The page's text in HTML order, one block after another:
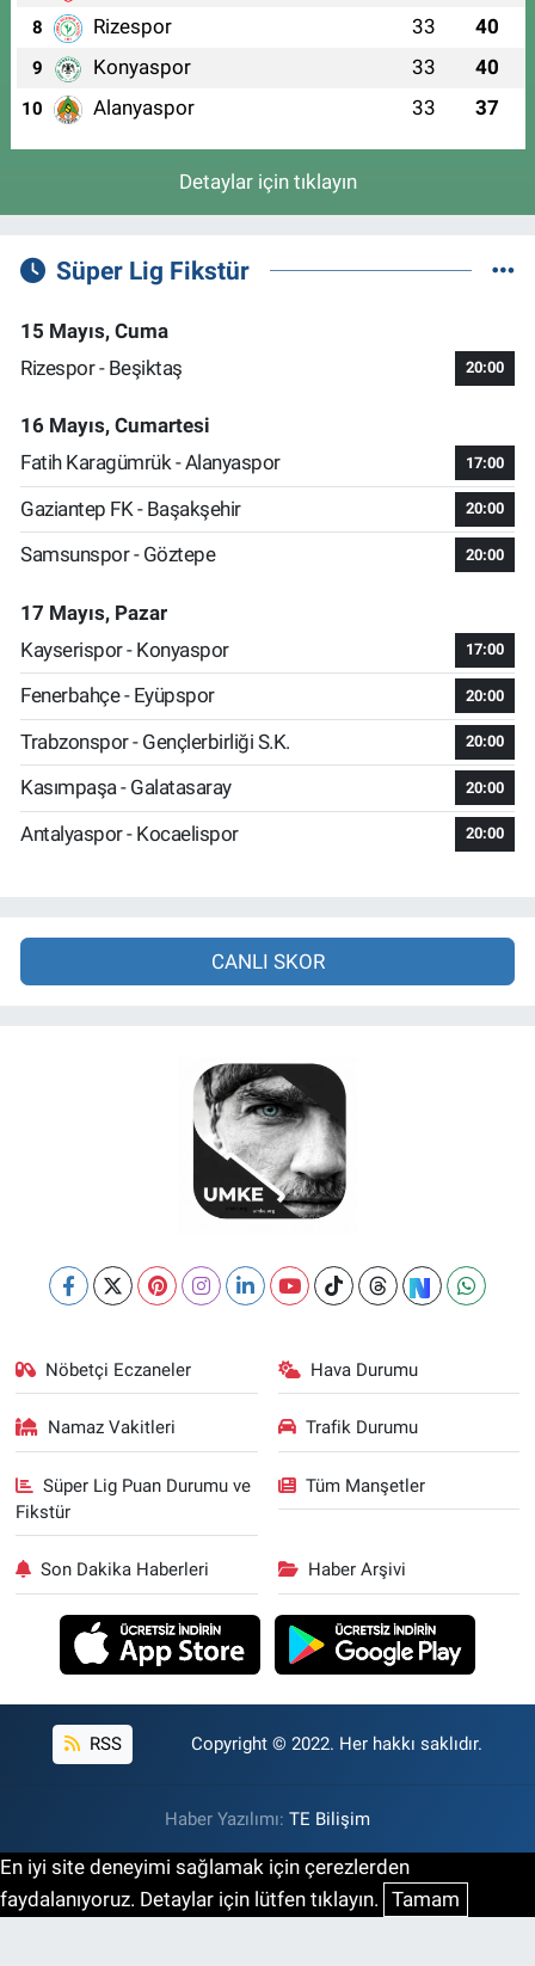
8 Rizespor 33 40
9 Konyaspor 33 40
10 Alanyaspor 33 37
Detaylar için tıklayın
Süper Lig Fikstür
15 Mayıs, Cuma
Rizespor - Beşiktaş
20:00
16 Mayıs, Cumartesi
Fatih Karagümrük - Alanyaspor
17:00
Gaziantep FK - Başakşehir 20:00
Samsunspor - Göztepe 20:00
17 Mayıs, Pazar
Kayserispor - Konyaspor
17:00
Fenerbahçe - Eyüpspor 20:00
Trabzonspor - Gençlerbirliği S.K. 20:00
Kasımpaşa - Galatasaray 20:00
Antalyaspor - Kocaelispor 20:00
CANLI SKOR
Nöbetçi Eczaneler Hava Durumu
Namaz Vakitleri Trafik Durumu
Süper Lig Puan Durumu ve
Fikstür
Tüm Manşetler
Son Dakika Haberleri Haber Arşivi
RSS Copyright © 2022. Her hakkı saklıdır.
Haber Yazılımı: TE Bilişim
En iyi site deneyimi sağlamak için çerezlerden
faydalanıyoruz. Detaylar için lütfen tıklayın. Tamam